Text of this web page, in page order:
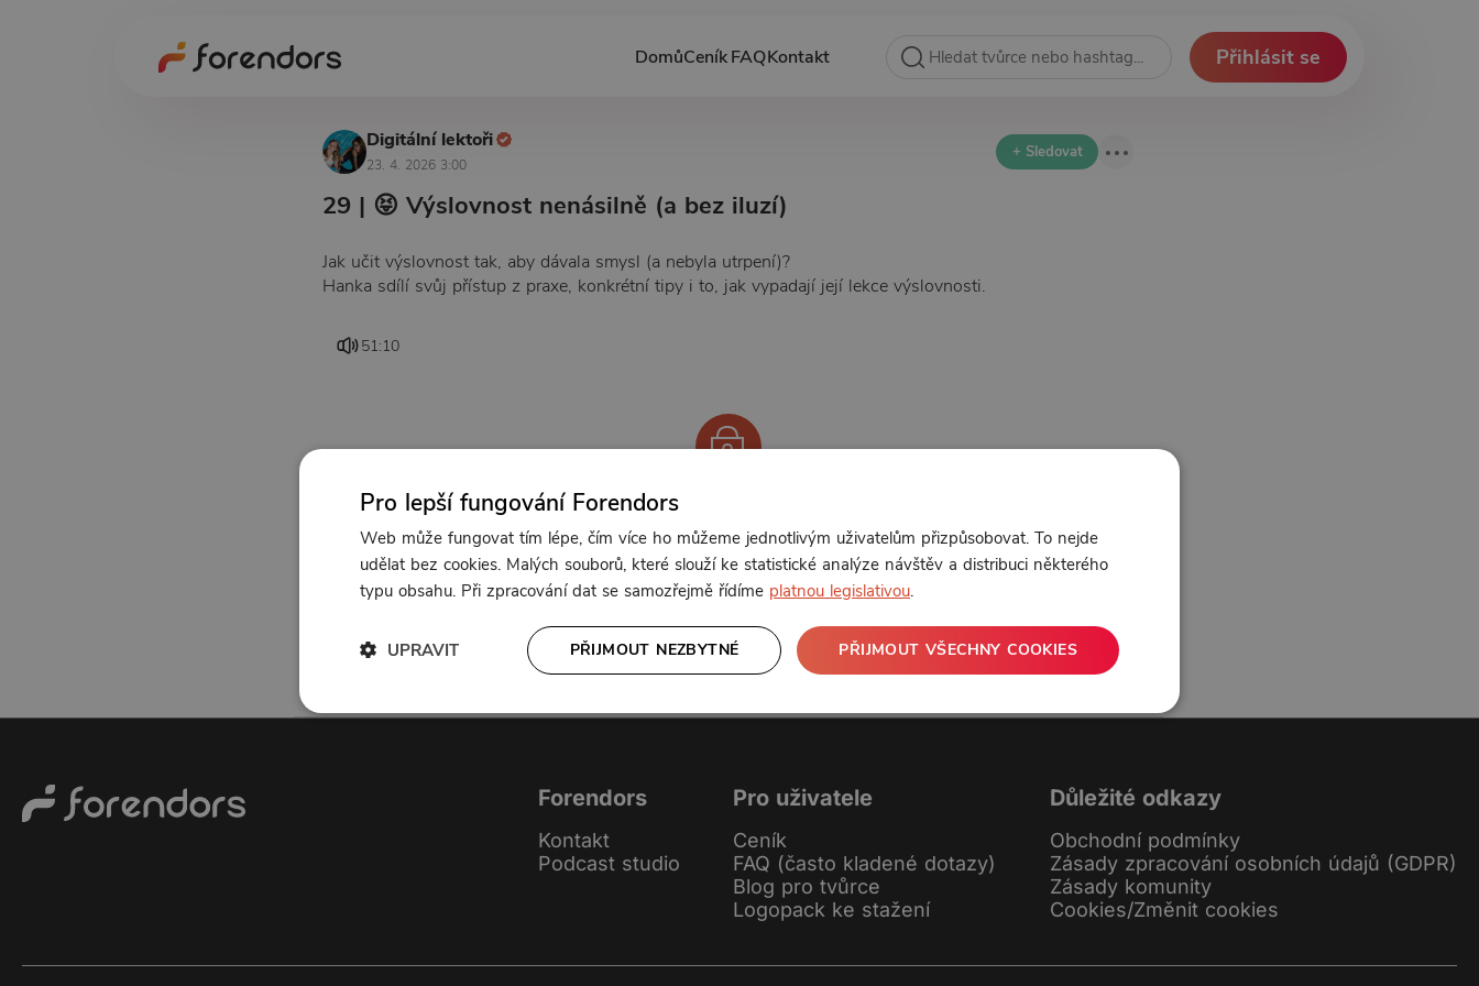
DomůCeníkFAQKontakt Přihlásit se
Digitální lektoři
23. 4. 2026 3:00
+ Sledovat
29 | 😝 Výslovnost nenásilně (a bez iluzí)
Jak učit výslovnost tak, aby dávala smysl (a nebyla utrpení)?
Hanka sdílí svůj přístup z praxe, konkrétní tipy i to, jak vypadají její lekce výslovnosti.
51:10
Od 155 Kč měsíčně
Klikněte pro odemčení nebo sepřihlaste
1 líbí 2 komentářů
Forendors
Kontakt
Podcast studio
Pro uživatele
Ceník
FAQ (často kladené dotazy)
Blog pro tvůrce
Logopack ke stažení
Důležité odkazy
Obchodní podmínky
Zásady zpracování osobních údajů (GDPR)
Zásady komunity
Cookies/Změnit cookies
Pro lepší fungování Forendors
Web může fungovat tím lépe, čím více ho můžeme jednotlivým uživatelům přizpůsobovat. To nejde
udělat bez cookies. Malých souborů, které slouží ke statistické analýze návštěv a distribuci některého
typu obsahu. Při zpracování dat se samozřejmě řídíme platnou legislativou.
PŘIJMOUT VŠECHNY COOKIES
PŘIJMOUT NEZBYTNÉ
UPRAVIT